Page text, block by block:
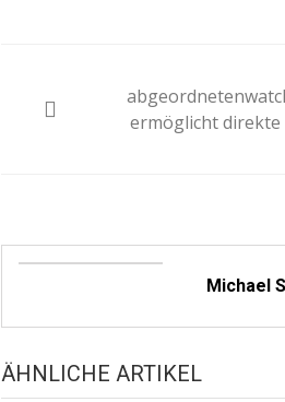
ermöglicht direkte
Michael
ÄHNLICHE ARTIKEL